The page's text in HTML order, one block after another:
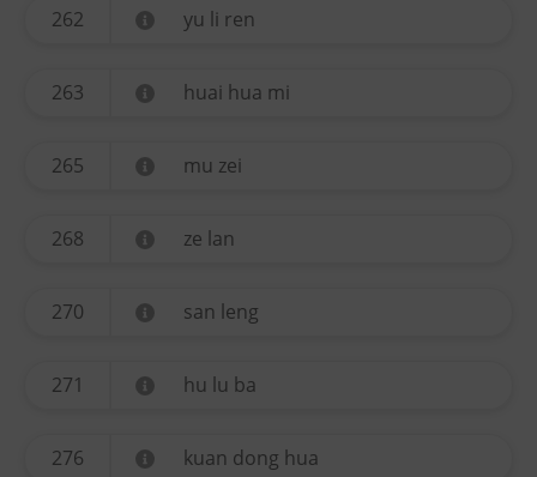
262 yu li ren
263 huai hua mi
265 mu zei
268 ze lan
270 san leng
271 hu lu ba
276 kuan dong hua